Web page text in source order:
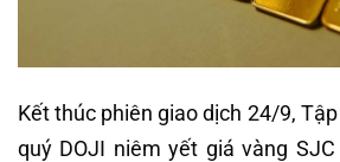
Kết thúc phiên giao dịch 24/9,
quý DOJI niêm yết giá vàng